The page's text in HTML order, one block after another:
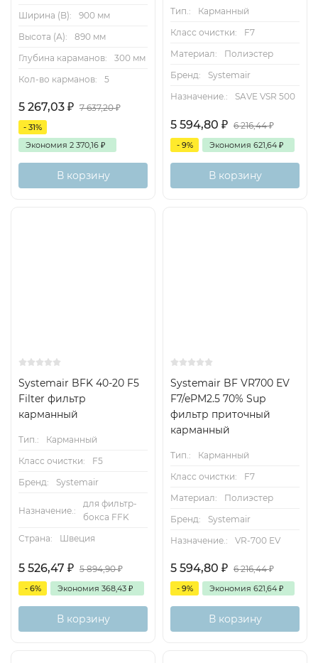
Ширина (B):
900 мм
Высота (А):
890 мм
Глубина караманов:
300 мм
Кол-во карманов:
5
5 267,03 ₽ 7 637,20₽
- 31%
Экономия 2 370,16 ₽
В корзину
Тип.:
Карманный
Класс очистки:
F7
Материал:
Полиэстер
Бренд:
Systemair
Назначение.:
SAVE VSR 500
5 594,80 ₽ 6 216,44₽
- 9% Экономия 621,64 ₽
В корзину
Systemair BFK 40-20 F5
Filter фильтр
карманный
Тип.:
Карманный
Класс очистки:
F5
Бренд:
Systemair
Назначение.:
для фильтр-
бокса FFK
Страна:
Швеция
5 526,47 ₽ 5 894,90₽
- 6% Экономия 368,43 ₽
В корзину
Systemair BF VR700 EV
F7/ePM2.5 70% Sup
фильтр приточный
карманный
Тип.:
Карманный
Класс очистки:
F7
Материал:
Полиэстер
Бренд:
Systemair
Назначение.:
VR-700 EV
5 594,80 ₽ 6 216,44₽
- 9% Экономия 621,64 ₽
В корзину